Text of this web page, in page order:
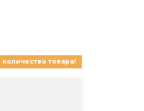
товара!